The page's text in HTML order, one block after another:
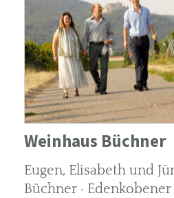
Weinhaus Büchner
Eugen, Elisabeth und
Büchner · Edenkobener